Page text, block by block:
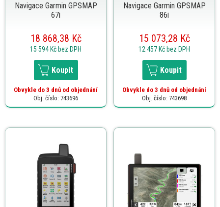
Navigace Garmin GPSMAP
67i
18 868,38 Kč
15 594 Kč bez DPH
Koupit
Obvykle do 3 dnů od objednání
Obj. číslo: 743696
Navigace Garmin GPSMAP
86i
15 073,28 Kč
12 457 Kč bez DPH
Koupit
Obvykle do 3 dnů od objednání
Obj. číslo: 743698